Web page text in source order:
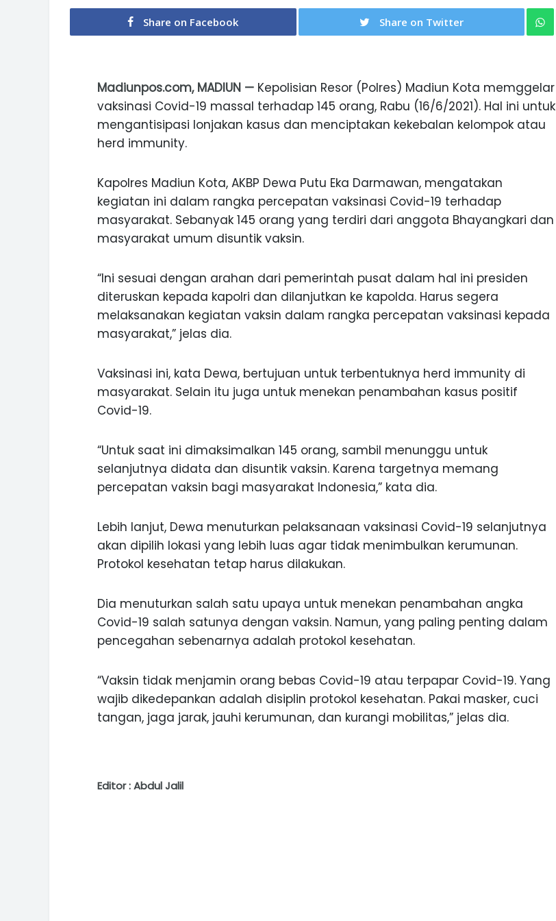
Share on Facebook Share on Twitter
Madiunpos.com, MADIUN — Kepolisian Resor (Polres) Madiun Kota memggelar
vaksinasi Covid-19 massal terhadap 145 orang, Rabu (16/6/2021). Hal ini untuk
mengantisipasi lonjakan kasus dan menciptakan kekebalan kelompok atau
herd immunity.
Kapolres Madiun Kota, AKBP Dewa Putu Eka Darmawan, mengatakan
kegiatan ini dalam rangka percepatan vaksinasi Covid-19 terhadap
masyarakat. Sebanyak 145 orang yang terdiri dari anggota Bhayangkari dan
masyarakat umum disuntik vaksin.
“Ini sesuai dengan arahan dari pemerintah pusat dalam hal ini presiden
diteruskan kepada kapolri dan dilanjutkan ke kapolda. Harus segera
melaksanakan kegiatan vaksin dalam rangka percepatan vaksinasi kepada
masyarakat,” jelas dia.
Vaksinasi ini, kata Dewa, bertujuan untuk terbentuknya herd immunity di
masyarakat. Selain itu juga untuk menekan penambahan kasus positif
Covid-19.
“Untuk saat ini dimaksimalkan 145 orang, sambil menunggu untuk
selanjutnya didata dan disuntik vaksin. Karena targetnya memang
percepatan vaksin bagi masyarakat Indonesia,” kata dia.
Lebih lanjut, Dewa menuturkan pelaksanaan vaksinasi Covid-19 selanjutnya
akan dipilih lokasi yang lebih luas agar tidak menimbulkan kerumunan.
Protokol kesehatan tetap harus dilakukan.
Dia menuturkan salah satu upaya untuk menekan penambahan angka
Covid-19 salah satunya dengan vaksin. Namun, yang paling penting dalam
pencegahan sebenarnya adalah protokol kesehatan.
“Vaksin tidak menjamin orang bebas Covid-19 atau terpapar Covid-19. Yang
wajib dikedepankan adalah disiplin protokol kesehatan. Pakai masker, cuci
tangan, jaga jarak, jauhi kerumunan, dan kurangi mobilitas,” jelas dia.
Editor : Abdul Jalil
MANIS, LEGIT, DAN PAHIT, NIKMATNYA